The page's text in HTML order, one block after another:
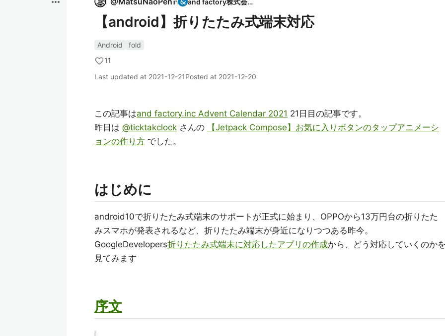
【android】折りたたみ式端末対応
Android
fold
11
Last updated at 2021-12-21Posted at 2021-12-20
この記事はand factory.inc Advent Calendar 2021 21日目の記事です。
昨日は @ticktakclock さんの
【Jetpack Compose】お気に入りボタンのタップアニメーシ
ョンの作り方 でした。
はじめに
android10で折りたたみ式端末のサポートが正式に始まり、OPPOから13万円台の折りたた
みスマホが発表されるなど、折りたたみ端末が身近になりつつある昨今。
GoogleDevelopers折りたたみ式端末に対応したアプリの作成から、どう対応していくのか
見てみます
序文